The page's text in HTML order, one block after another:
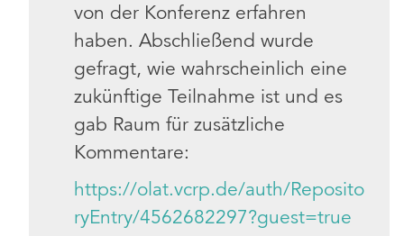
von der Konferenz erfahren
haben. Abschließend wurde
gefragt, wie wahrscheinlich eine
zukünftige Teilnahme ist und es
gab Raum für zusätzliche
Kommentare:
https://olat.vcrp.de/auth/Reposito
ryEntry/4562682297?guest=true